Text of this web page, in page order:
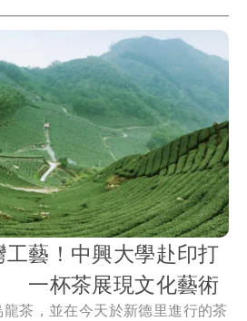
藝！中興大學赴印打
一杯茶展現文化藝術
茶，並在今天於新德里進行的茶